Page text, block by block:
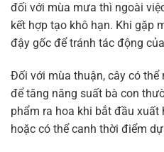
đối với mùa mưa thì ngoài
kết hợp tạo khô hạn. Khi gặp
đậy gốc để tránh tác động
Đối với mùa thuận, cây có thể
để tăng năng suất bà con
phẩm ra hoa khi bắt đầu
hoặc có thể canh thời điểm